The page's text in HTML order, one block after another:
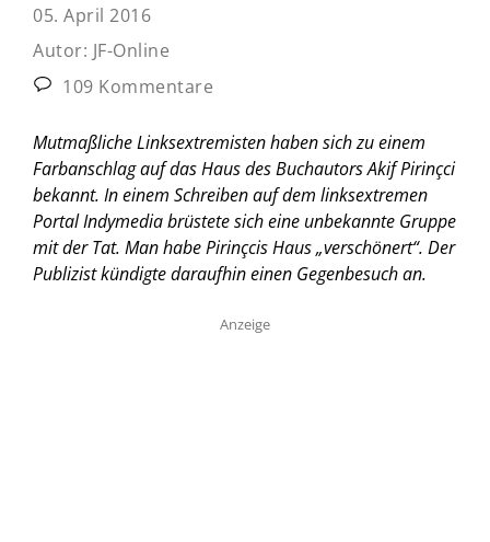
05. April 2016
Autor: JF-Online
109 Kommentare
Mutmaßliche Linksextremisten haben sich zu einem
Farbanschlag auf das Haus des Buchautors Akif Pirinçci
bekannt. In einem Schreiben auf dem linksextremen
Portal Indymedia brüstete sich eine unbekannte Gruppe
mit der Tat. Man habe Pirinçcis Haus „verschönert“. Der
Publizist kündigte daraufhin einen Gegenbesuch an.
Anzeige